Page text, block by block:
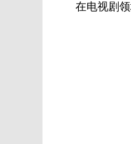
在电视剧领域